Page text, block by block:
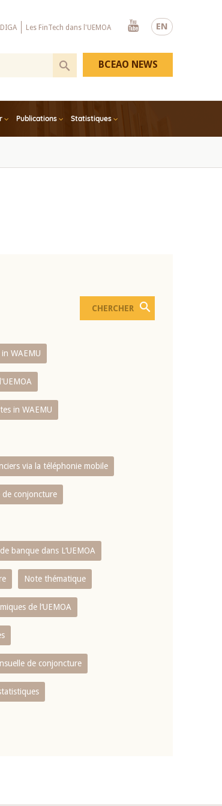
EN
Les FinTech dans l'UEMOA
Youtube
Publications Statistiques
BCEAO NEWS
WAEMU
in WAEMU
via la téléphonie mobile
conjoncture
banque dans L‘UEMOA
Note thématique
de l‘UEMOA
de conjoncture